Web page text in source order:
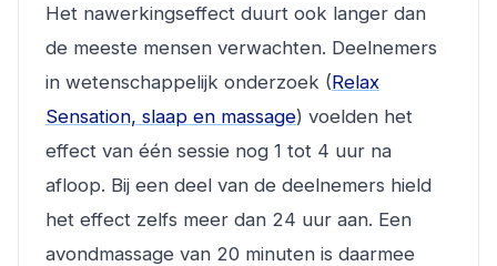
Het nawerkingseffect duurt ook langer dan
de meeste mensen verwachten. Deelnemers
in wetenschappelijk onderzoek (Relax
Sensation, slaap en massage) voelden het
effect van één sessie nog 1 tot 4 uur na
afloop. Bij een deel van de deelnemers hield
het effect zelfs meer dan 24 uur aan. Een
avondmassage van 20 minuten is daarmee